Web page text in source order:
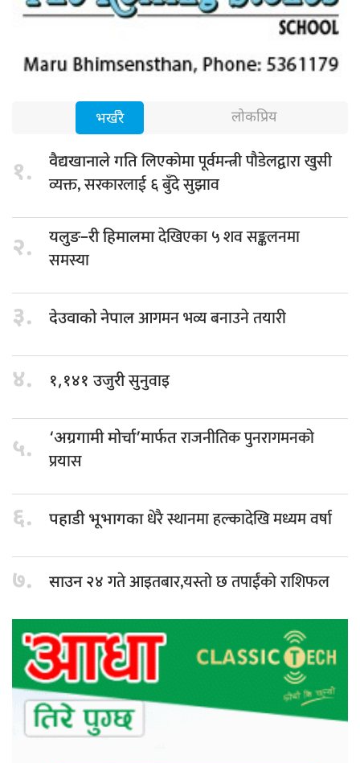
भर्खरै लोकप्रिय
१. वैद्यखानाले गतिलिएकोमा पूर्वमन्त्री पौडेलद्वारा खुसी
व्यक्त, सरकारलाई ६ बुँदे सुझाव
२. यलुङ–री हिमालमादेखिएका ५ शव सङ्कलनमा
समस्या
३. देउवाको नेपालआगमन भव्य बनाउने तयारी
४. १,१४१ उजुरीसुनुवाइ
५. ‘अग्रगामी मोर्चा’मार्फतराजनीतिक पुनरागमनको
प्रयास
६. पहाडी भूभागकाधेरै स्थानमा हल्कादेखि मध्यम वर्षा
७. साउन २४गते आइतबार,यस्तो छ तपाईंको राशिफल